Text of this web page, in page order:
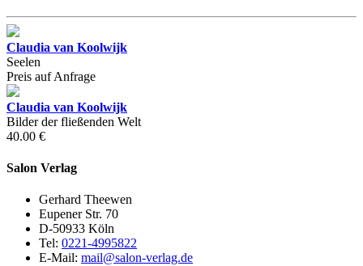
Claudia van Koolwijk
Seelen
Preis auf Anfrage
Claudia van Koolwijk
Bilder der fließenden Welt
40.00 €
Salon Verlag
Gerhard Theewen
Eupener Str. 70
D-50933 Köln
Tel: 0221-4995822
E-Mail: mail@salon-verlag.de